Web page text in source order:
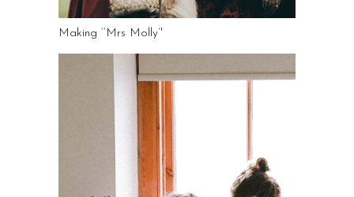
Making ‘’Mrs Molly’'